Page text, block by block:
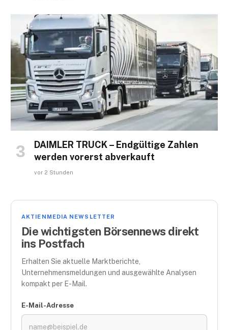
DAIMLER TRUCK – Endgültige Zahlen
werden vorerst abverkauft
vor 2 Stunden
AKTIENMEDIA NEWSLETTER
Die wichtigsten Börsennews direkt
ins Postfach
Erhalten Sie aktuelle Marktberichte,
Unternehmensmeldungen und ausgewählte Analysen
kompakt per E-Mail.
E-Mail-Adresse